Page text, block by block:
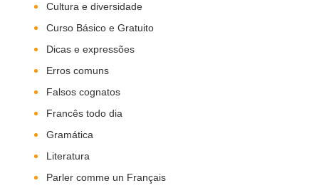
Cultura e diversidade
Curso Básico e Gratuito
Dicas e expressões
Erros comuns
Falsos cognatos
Francês todo dia
Gramática
Literatura
Parler comme un Français